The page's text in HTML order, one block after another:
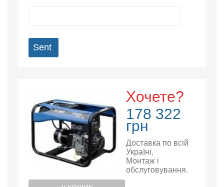
Sent
Хочете?
178 322
грн
Доставка по всій
Україні.
Монтаж і
обслуговування.